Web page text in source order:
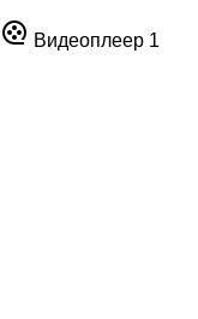
Видеоплеер 1